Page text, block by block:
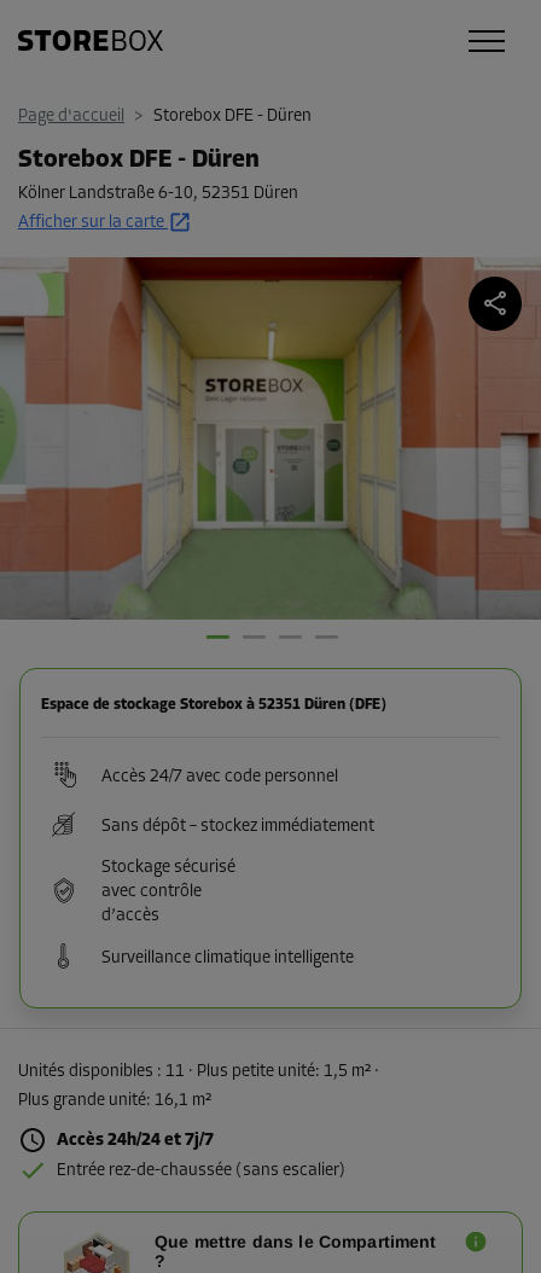
Page d'accueil > Storebox DFE - Düren
Storebox DFE - Düren
Kölner Landstraße 6-10, 52351 Düren
Afficher sur la carte
Espace de stockage Storebox à 52351 Düren (DFE)
Accès 24/7 avec code personnel
Sans dépôt – stockez immédiatement
Stockage sécurisé
avec contrôle
d’accès
Surveillance climatique intelligente
Unités disponibles : 11 · Plus petite unité: 1,5 m² ·
Plus grande unité: 16,1 m²
Accès 24h/24 et 7j/7
Entrée rez-de-chaussée (sans escalier)
Que mettre dans le Compartiment
?